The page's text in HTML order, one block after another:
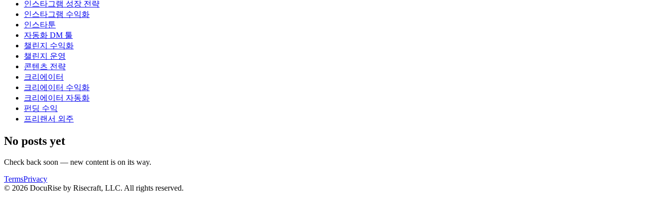
인스타그램 성장 전략
인스타그램 수익화
인스타툰
자동화 DM 툴
챌린지 수익화
챌린지 운영
콘텐츠 전략
크리에이터
크리에이터 수익화
크리에이터 자동화
펀딩 수익
프리랜서 외주
No posts yet
Check back soon — new content is on its way.
TermsPrivacy
© 2026 DocuRise by Risecraft, LLC. All rights reserved.